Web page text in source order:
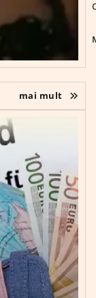
mai mult